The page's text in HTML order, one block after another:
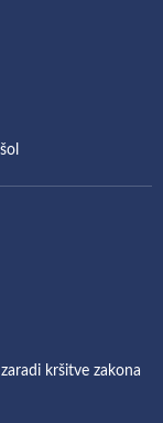
kršitve zakona